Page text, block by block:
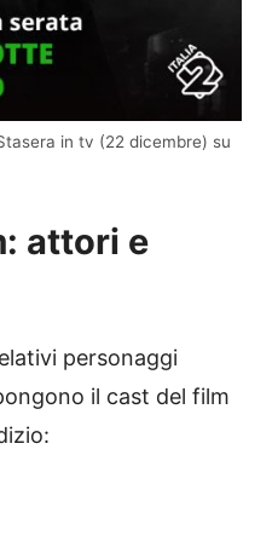
in tv (22 dicembre) su
attori e
personaggi
il cast del film